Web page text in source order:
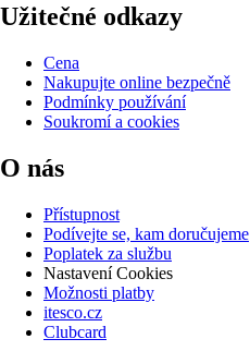
Užitečné odkazy
Cena
Nakupujte online bezpečně
Podmínky používání
Soukromí a cookies
O nás
Přístupnost
Podívejte se, kam doručujeme
Poplatek za službu
Nastavení Cookies
Možnosti platby
itesco.cz
Clubcard